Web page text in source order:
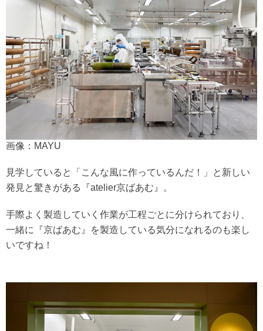
画像：MAYU
見学していると「こんな風に作っているんだ！」と新しい
発見と驚きがある『atelier京ばあむ』。
手際よく製造していく作業が工程ごとに分けられており、
一緒に『京ばあむ』を製造している気分になれるのも楽し
いですね！